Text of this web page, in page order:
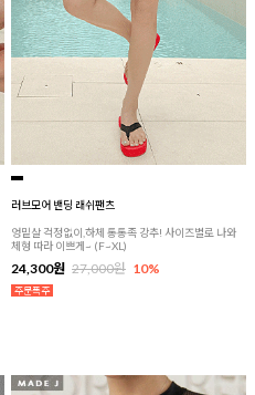
러브모어 밴딩 래쉬팬츠
엉밑살 걱정없이,하체 통통족 강추! 사이즈별로 나와
체형 따라 이쁘게~ (F~XL)
24,300원 27,000원 10%